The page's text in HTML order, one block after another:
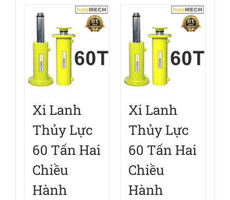
Xi Lanh
Thủy Lực
60 Tấn Hai
Chiều
Hành
Xi Lanh
Thủy Lực
60 Tấn Hai
Chiều
Hành